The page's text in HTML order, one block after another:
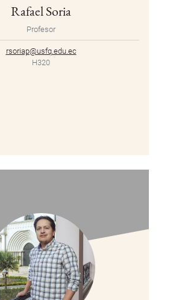
Rafael Soria
Profesor
rsoriap@usfq.edu.ec
H320